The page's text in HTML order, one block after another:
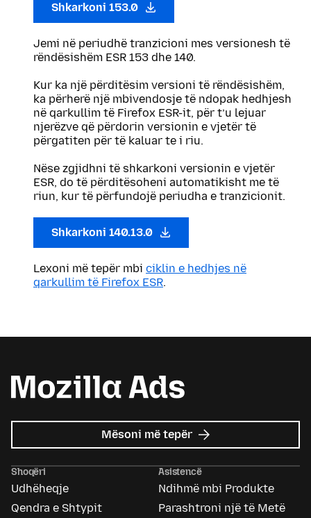
Shkarkoni 153.0
Jemi në periudhë tranzicioni mes versionesh të
rëndësishëm ESR 153 dhe 140.
Kur ka një përditësim versioni të rëndësishëm,
ka përherë një mbivendosje të ndopak hedhjesh
në qarkullim të Firefox ESR-it, për t’u lejuar
njerëzve që përdorin versionin e vjetër të
përgatiten për të kaluar te i riu.
Nëse zgjidhni të shkarkoni versionin e vjetër
ESR, do të përditësoheni automatikisht me të
riun, kur të përfundojë periudha e tranzicionit.
Shkarkoni 140.13.0
Lexoni më tepër mbi ciklin e hedhjes në
qarkullim të Firefox ESR.
Mësoni më tepër mbi
Mozilla
Shoqëri
Udhëheqje
Qendra e Shtypit
Asistencë
Ndihmë mbi Produkte
Parashtroni një të Metë